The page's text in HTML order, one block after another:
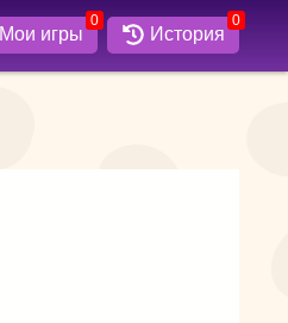
Мои игры
0
История
0